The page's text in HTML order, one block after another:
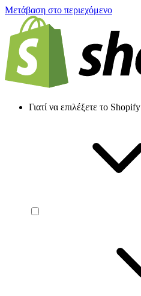
Μετάβαση στο περιεχόμενο
Γιατί να επιλέξετε το Shopify